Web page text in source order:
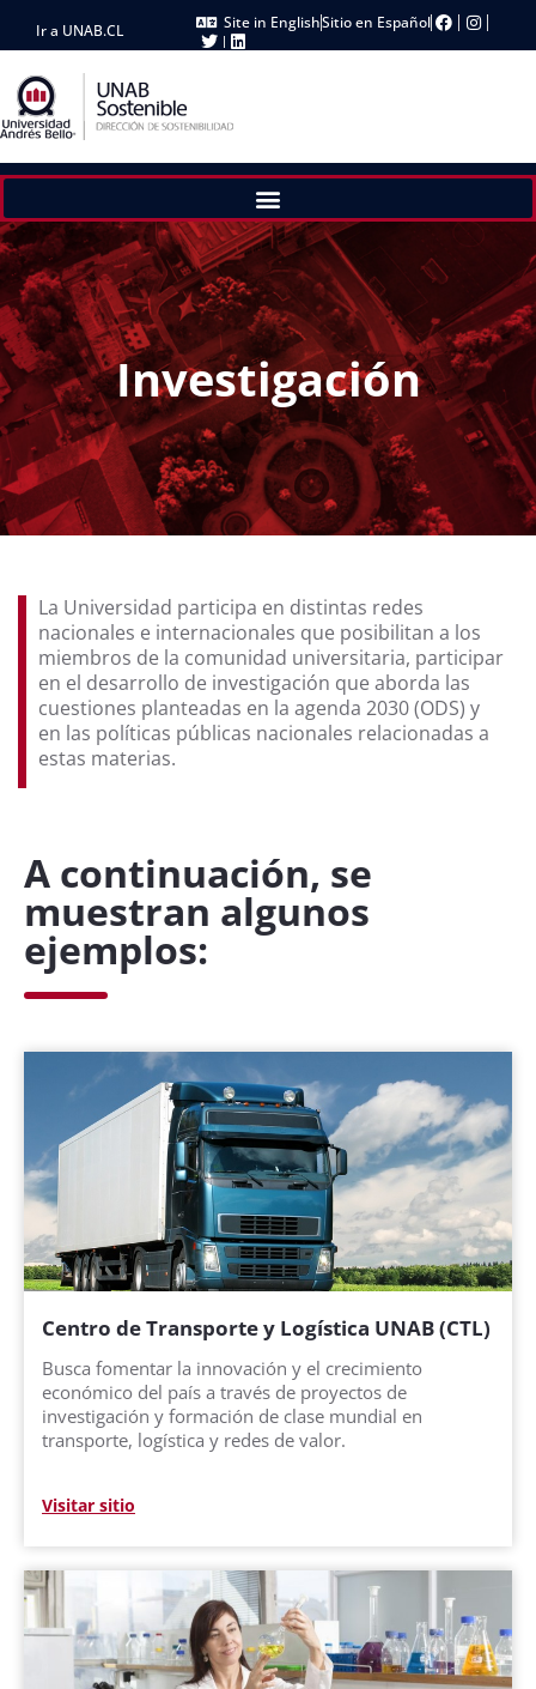
Ir a UNAB.CL Site in EnglishSitio en Español
Investigación
La Universidad participa en distintas redes
nacionales e internacionales que posibilitan a los
miembros de la comunidad universitaria, participar
en el desarrollo de investigación que aborda las
cuestiones planteadas en la agenda 2030 (ODS) y
en las políticas públicas nacionales relacionadas a
estas materias.
A continuación, se
muestran algunos
ejemplos:
Centro de Transporte y Logística UNAB (CTL)
Busca fomentar la innovación y el crecimiento
económico del país a través de proyectos de
investigación y formación de clase mundial en
transporte, logística y redes de valor.
Visitar sitio